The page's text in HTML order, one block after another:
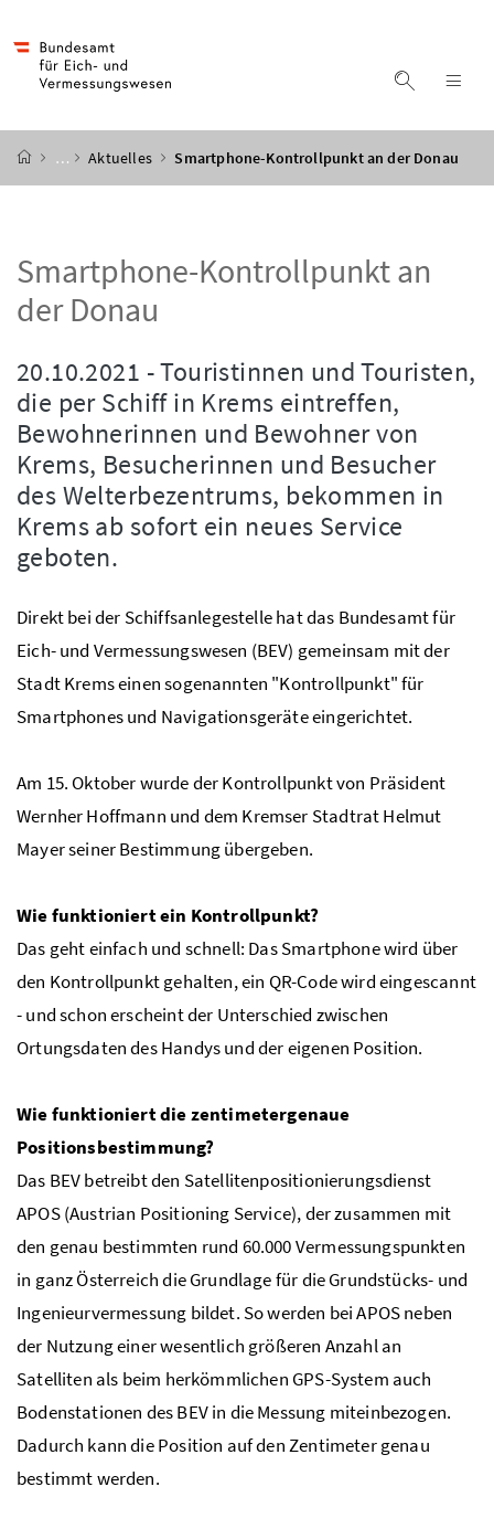
Suche
Startseite
… Aktuelles Smartphone-Kontrollpunkt an der Donau
Smartphone-Kontrollpunkt an
der Donau
20.10.2021 - Touristinnen und Touristen,
die per Schiff in Krems eintreffen,
Bewohnerinnen und Bewohner von
Krems, Besucherinnen und Besucher
des Welterbezentrums, bekommen in
Krems ab sofort ein neues Service
geboten.
Direkt bei der Schiffsanlegestelle hat das Bundesamt für
Eich- und Vermessungswesen (BEV) gemeinsam mit der
Stadt Krems einen sogenannten "Kontrollpunkt" für
Smartphones und Navigationsgeräte eingerichtet.
Am 15. Oktober wurde der Kontrollpunkt von Präsident
Wernher Hoffmann und dem Kremser Stadtrat Helmut
Mayer seiner Bestimmung übergeben.
Wie funktioniert ein Kontrollpunkt?
Das geht einfach und schnell: Das Smartphone wird über
den Kontrollpunkt gehalten, ein QR-Code wird eingescannt
- und schon erscheint der Unterschied zwischen
Ortungsdaten des Handys und der eigenen Position.
Wie funktioniert die zentimetergenaue
Positionsbestimmung?
Das BEV betreibt den Satellitenpositionierungsdienst
APOS (Austrian Positioning Service), der zusammen mit
den genau bestimmten rund 60.000 Vermessungspunkten
in ganz Österreich die Grundlage für die Grundstücks- und
Ingenieurvermessung bildet. So werden bei APOS neben
der Nutzung einer wesentlich größeren Anzahl an
Satelliten als beim herkömmlichen GPS-System auch
Bodenstationen des BEV in die Messung miteinbezogen.
Dadurch kann die Position auf den Zentimeter genau
bestimmt werden.